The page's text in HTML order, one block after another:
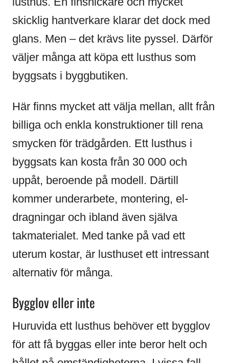
skicklig hantverkare klarar det dock med
glans. Men – det krävs lite pyssel. Därför
väljer många att köpa ett lusthus som
byggsats i byggbutiken.
Här finns mycket att välja mellan, allt från
billiga och enkla konstruktioner till rena
smycken för trädgården. Ett lusthus i
byggsats kan kosta från 30 000 och
uppåt, beroende på modell. Därtill
kommer underarbete, montering, el-
dragningar och ibland även själva
takmaterialet. Med tanke på vad ett
uterum kostar, är lusthuset ett intressant
alternativ för många.
Bygglov eller inte
Huruvida ett lusthus behöver ett bygglov
för att få byggas eller inte beror helt och